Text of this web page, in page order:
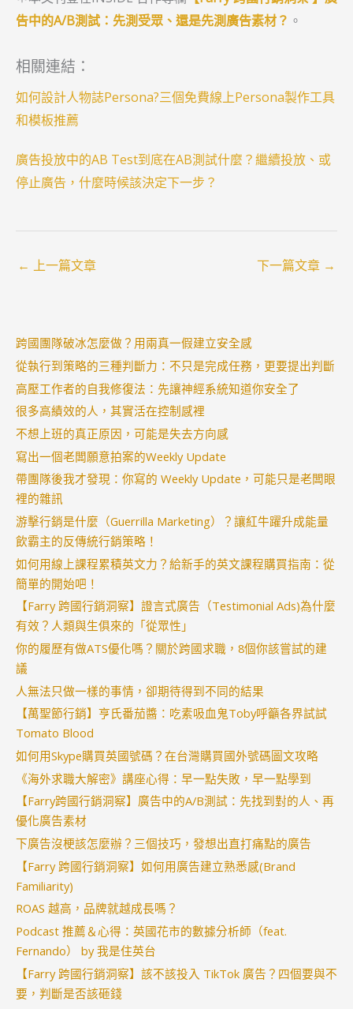
告中的A/B測試：先測受眾、還是先測廣告素材？ 。
相關連結：
如何設計人物誌Persona?三個免費線上Persona製作工具
和模板推薦
廣告投放中的AB Test到底在AB測試什麼？繼續投放、或
停止廣告，什麼時候該決定下一步？
← 上一篇文章 下一篇文章 →
跨國團隊破冰怎麼做？用兩真一假建立安全感
從執行到策略的三種判斷力：不只是完成任務，更要提出判斷
高壓工作者的自我修復法：先讓神經系統知道你安全了
很多高績效的人，其實活在控制感裡
不想上班的真正原因，可能是失去方向感
寫出一個老闆願意拍案的Weekly Update
帶團隊後我才發現：你寫的 Weekly Update，可能只是老闆眼
裡的雜訊
游擊行銷是什麼（Guerrilla Marketing）？讓紅牛躍升成能量
飲霸主的反傳統行銷策略！
如何用線上課程累積英文力？給新手的英文課程購買指南：從
簡單的開始吧！
【Farry 跨國行銷洞察】證言式廣告（Testimonial Ads)為什麼
有效？人類與生俱來的「從眾性」
你的履歷有做ATS優化嗎？關於跨國求職，8個你該嘗試的建
議
人無法只做一樣的事情，卻期待得到不同的結果
【萬聖節行銷】亨氏番茄醬：吃素吸血鬼Toby呼籲各界試試
Tomato Blood
如何用Skype購買英國號碼？在台灣購買國外號碼圖文攻略
《海外求職大解密》講座心得：早一點失敗，早一點學到
【Farry跨國行銷洞察】廣告中的A/B測試：先找到對的人、再
優化廣告素材
下廣告沒梗該怎麼辦？三個技巧，發想出直打痛點的廣告
【Farry 跨國行銷洞察】如何用廣告建立熟悉感(Brand
Familiarity)
ROAS 越高，品牌就越成長嗎？
Podcast 推薦＆心得：英國花市的數據分析師（feat.
Fernando） by 我是住英台
【Farry 跨國行銷洞察】該不該投入 TikTok 廣告？四個要與不
要，判斷是否該砸錢